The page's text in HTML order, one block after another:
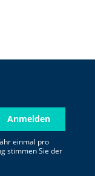
Anmelden
einmal pro
stimmen Sie der